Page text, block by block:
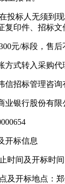
投标人无须到
复印件、招标文
元/标段，售后
方式转入采购
信招标管理咨询
业银行股份有
开标信息
时间及开标时间
及开标地点：